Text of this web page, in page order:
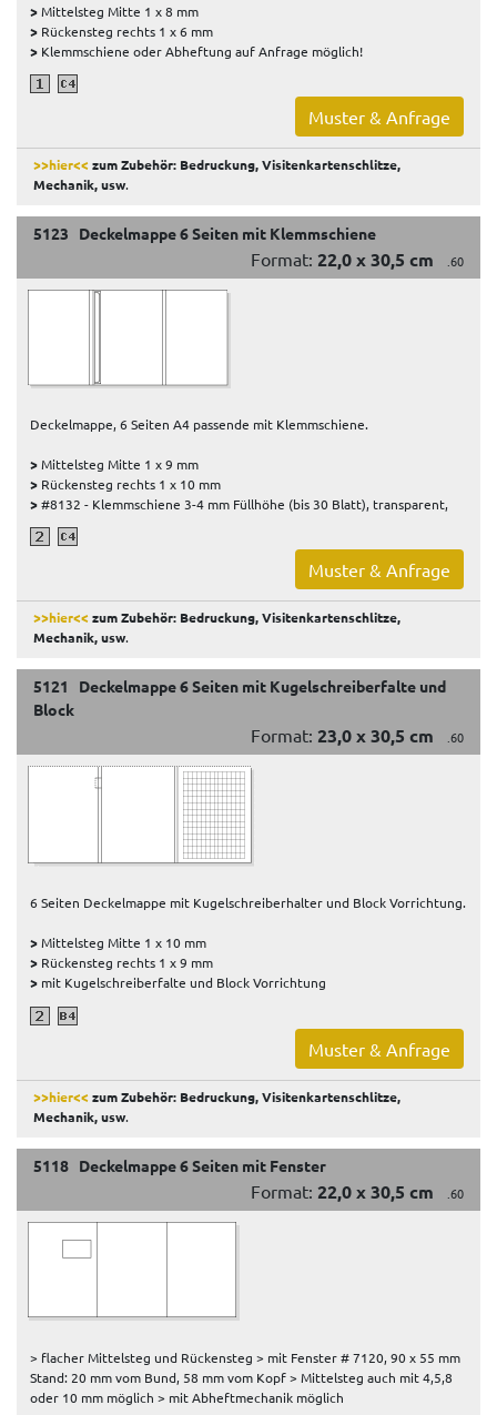
>Mittelsteg Mitte 1 x 8 mm
> Rückensteg rechts 1 x 6 mm
> Klemmschiene oder Abheftung auf Anfrage möglich!
Muster & Anfrage
>>hier<<zum Zubehör: Bedruckung, Visitenkartenschlitze,
Mechanik, usw.
5123 Deckelmappe 6 Seiten mit Klemmschiene
Format: 22,0 x 30,5 cm .60
Deckelmappe, 6 Seiten A4 passende mit Klemmschiene.
>Mittelsteg Mitte 1 x 9 mm
> Rückensteg rechts 1 x 10 mm
>#8132 - Klemmschiene 3-4 mm Füllhöhe (bis 30 Blatt), transparent,
Muster & Anfrage
>>hier<<zum Zubehör: Bedruckung, Visitenkartenschlitze,
Mechanik, usw.
5121 Deckelmappe 6 Seiten mit Kugelschreiberfalte und
Block
Format: 23,0 x 30,5 cm .60
6 Seiten Deckelmappe mit Kugelschreiberhalter und Block Vorrichtung.
>Mittelsteg Mitte 1 x 10 mm
> Rückensteg rechts 1 x 9 mm
> mit Kugelschreiberfalte und Block Vorrichtung
Muster & Anfrage
>>hier<<zum Zubehör: Bedruckung, Visitenkartenschlitze,
Mechanik, usw.
5118 Deckelmappe 6 Seiten mit Fenster
Format: 22,0 x 30,5 cm .60
> flacher Mittelsteg und Rückensteg > mit Fenster # 7120, 90 x 55 mm
Stand: 20 mm vom Bund, 58 mm vom Kopf > Mittelsteg auch mit 4,5,8
oder 10 mm möglich > mit Abheftmechanik möglich